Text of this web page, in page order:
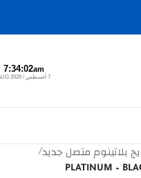
7:34:02am
7 أغسطس / AUG 2026
بلاتينوم متصل جديد/